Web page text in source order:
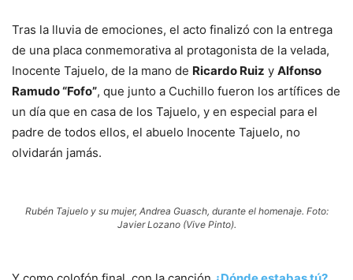
Tras la lluvia de emociones, el acto finalizó con la entrega
de una placa conmemorativa al protagonista de la velada,
Inocente Tajuelo, de la mano de Ricardo Ruiz y Alfonso
Ramudo “Fofo”, que junto a Cuchillo fueron los artífices de
un día que en casa de los Tajuelo, y en especial para el
padre de todos ellos, el abuelo Inocente Tajuelo, no
olvidarán jamás.
Rubén Tajuelo y su mujer, Andrea Guasch, durante el homenaje. Foto:
Javier Lozano (Vive Pinto).